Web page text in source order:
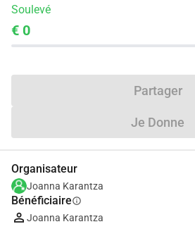
Soulevé
€ 0
Partager
Je Donne
Organisateur
Joanna Karantza
Bénéficiaireinfo
Joanna Karantza